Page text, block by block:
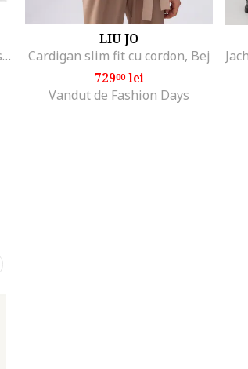
Pantaloni pentru dama ecru, stofa
LIU JO
Cardigan slim fit cu cordon, Bej
72900lei
Vandut de Fashion Days